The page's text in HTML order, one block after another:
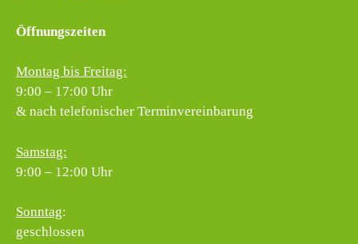
Öffnungszeiten
Montag bis Freitag:
9:00 – 17:00 Uhr
& nach telefonischer Terminvereinbarung
Samstag:
9:00 – 12:00 Uhr
Sonntag:
geschlossen